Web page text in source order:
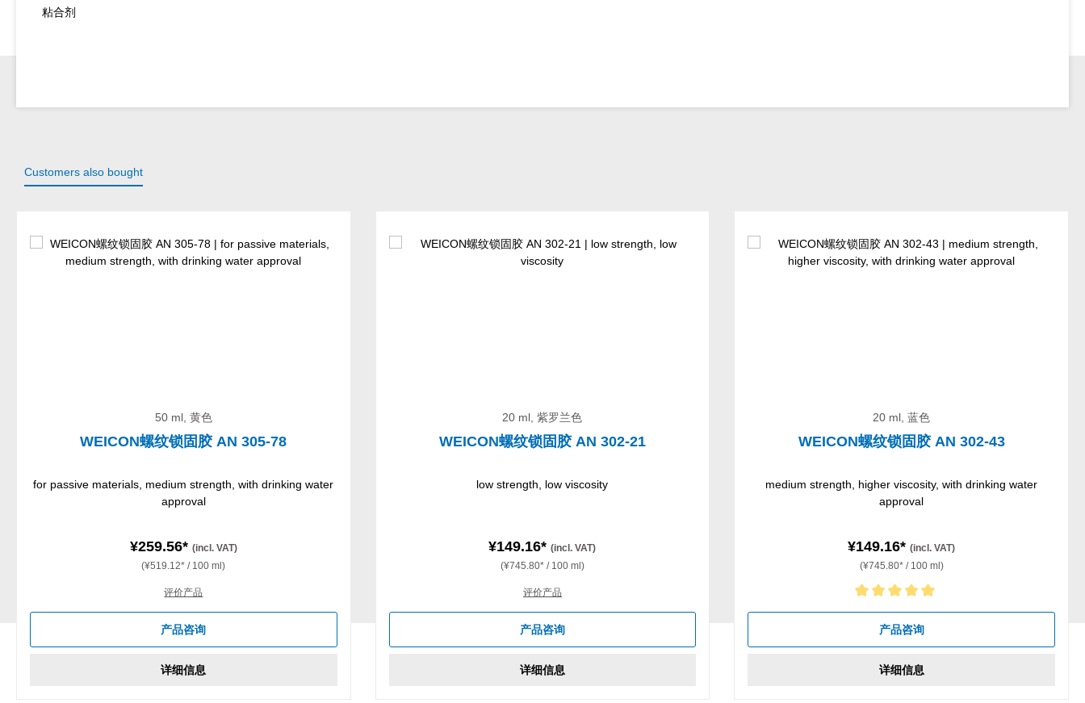
粘合剂
Customers also bought
50 ml, 黄色
WEICON螺纹锁固胶 AN 305-78
for passive materials, medium strength, with drinking water
approval
¥259.56* (incl. VAT)
(¥519.12* / 100 ml)
评价产品
产品咨询
详细信息
20 ml, 紫罗兰色
WEICON螺纹锁固胶 AN 302-21
low strength, low viscosity
¥149.16*(incl. VAT)
(¥745.80* / 100 ml)
评价产品
产品咨询
详细信息
20 ml, 蓝色
WEICON螺纹锁固胶 AN 302-43
medium strength, higher viscosity, with drinking water
approval
¥149.16*(incl. VAT)
(¥745.80* / 100 ml)
Average rating of 5 out of 5 stars
产品咨询
详细信息